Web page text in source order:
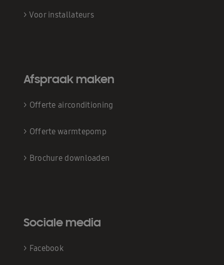
> Voor installateurs
Afspraak maken
> Offerte airconditioning
> Offerte warmtepomp
> Brochure downloaden
Sociale media
> Facebook